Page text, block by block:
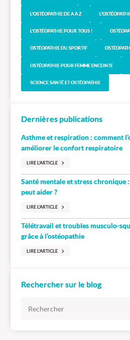
L'OSTÉOPATHIE DE A À Z
L'OSTÉOPATHIE POUR TOUS !
OSTÉOPATHIE DU SPORTIF
OSTÉOPATHIE POUR FEMME ENCEINTE
SCIENCE SANTÉ ET OSTÉOPATHIE
Dernières publications
Asthme et respiration : comment
améliorer le confort respiratoire
LIRE L'ARTICLE
Santé mentale et stress chronique
peut aider ?
LIRE L'ARTICLE
Télétravail et troubles musculo-
grâce à l’ostéopathie
LIRE L'ARTICLE
Rechercher sur le blog